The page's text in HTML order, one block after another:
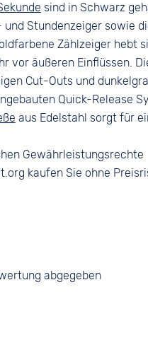
sind in Schwarz
Stundenzeiger sowie
Zählzeiger hebt
vor äußeren Einflüssen.
Cut-Outs und
Quick-Release
aus Edelstahl sorgt für
Gewährleistungsrechte
kaufen Sie ohne
abgegeben